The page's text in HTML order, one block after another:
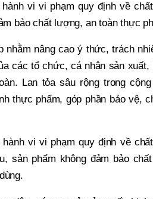
vi vi phạm quy định về
bảo chất lượng, an toàn thực
nâng cao ý thức, trách
các tổ chức, cá nhân sản xuất,
Lan tỏa sâu rộng trong
thực phẩm, góp phần bảo vệ,
vi vi phạm quy định về
sản phẩm không đảm bảo